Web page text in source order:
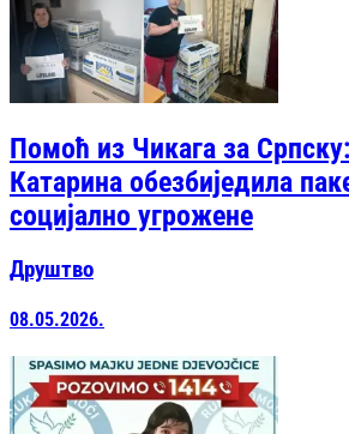
Помоћ из Чикага за
Катарина обезбиједила
социјално угрожене
Друштво
08.05.2026.